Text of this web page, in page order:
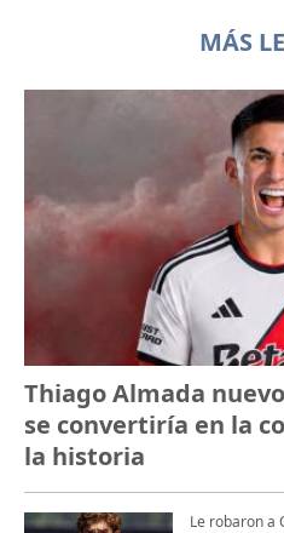
MÁS
Thiago Almada
se convertiría en la
la historia
Le robaron a